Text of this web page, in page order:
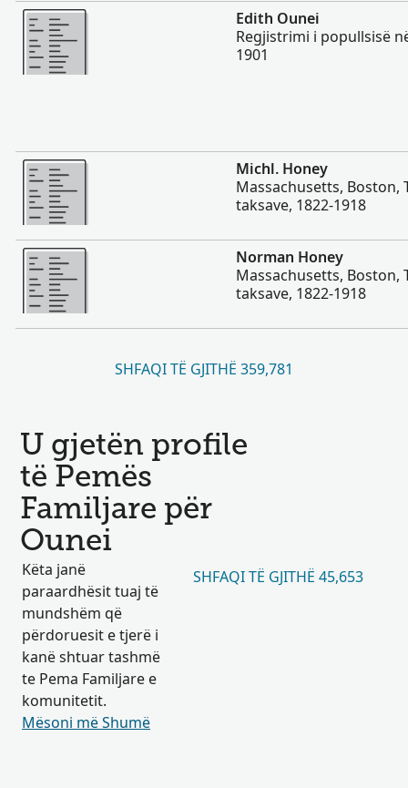
Më Shumë
Edith Ounei
Regjistrimi i popullsisë
1901
Më Shumë
Michl. Honey
Massachusetts, Boston,
taksave, 1822-1918
Më Shumë
Norman Honey
Massachusetts, Boston,
taksave, 1822-1918
SHFAQI TË GJITHË 359,781
U gjetën profile
të Pemës
Familjare për
Ounei
Këta janë
paraardhësit tuaj të
mundshëm që
përdoruesit e tjerë i
kanë shtuar tashmë
te Pema Familjare e
komunitetit.
Mësoni më Shumë
SHFAQI TË GJITHË 45,653